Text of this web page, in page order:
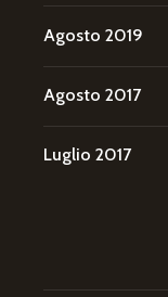
Agosto 2019
Agosto 2017
Luglio 2017